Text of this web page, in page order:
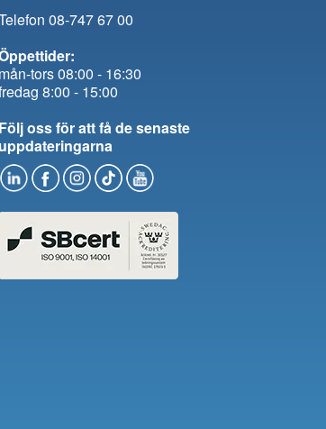
08-747 67 00
mån-tors 08:00 - 16:30
8:00 - 15:00
Följ oss för att få de senaste
uppdateringarna